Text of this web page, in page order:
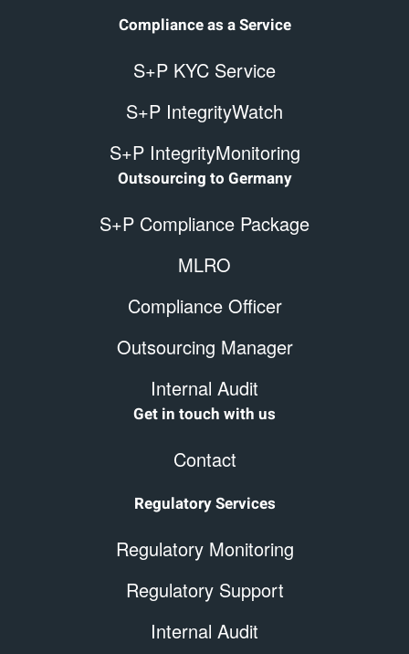
Compliance as a Service
S+P KYC Service
S+P IntegrityWatch
S+P IntegrityMonitoring
Outsourcing to Germany
S+P Compliance Package
MLRO
Compliance Officer
Outsourcing Manager
Internal Audit
Get in touch with us
Contact
Regulatory Services
Regulatory Monitoring
Regulatory Support
Internal Audit